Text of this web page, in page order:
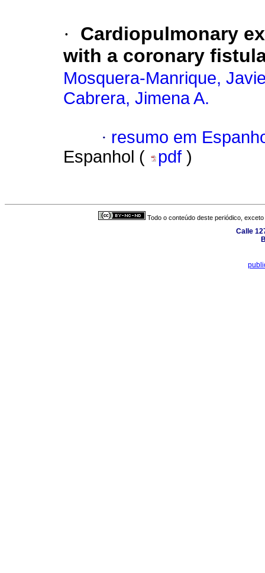
·
Cardiopulmonary
with a coronary
Mosquera-Manrique,
Cabrera, Jimena A.
· resumo em
Espanhol (
pdf )
Todo o conteúdo deste periódico,
Calle